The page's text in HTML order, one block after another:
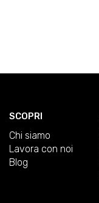
SCOPRI
Chi siamo
Lavora con noi
Blog